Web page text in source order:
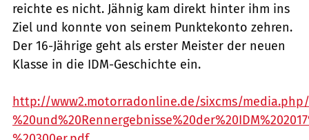
reichte es nicht. Jähnig kam direkt hinter ihm ins
Ziel und konnte von seinem Punktekonto zehren.
Der 16-Jährige geht als erster Meister der neuen
Klasse in die IDM-Geschichte ein.
http://www2.motorradonline.de/sixcms/